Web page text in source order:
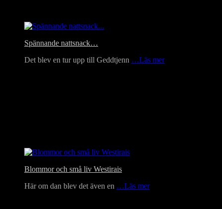
Spännande nattsnack…
Det blev en tur upp till Geddtjenn …Läs mer
Blommor och små liv Westirais
Här om dan blev det även en …Läs mer